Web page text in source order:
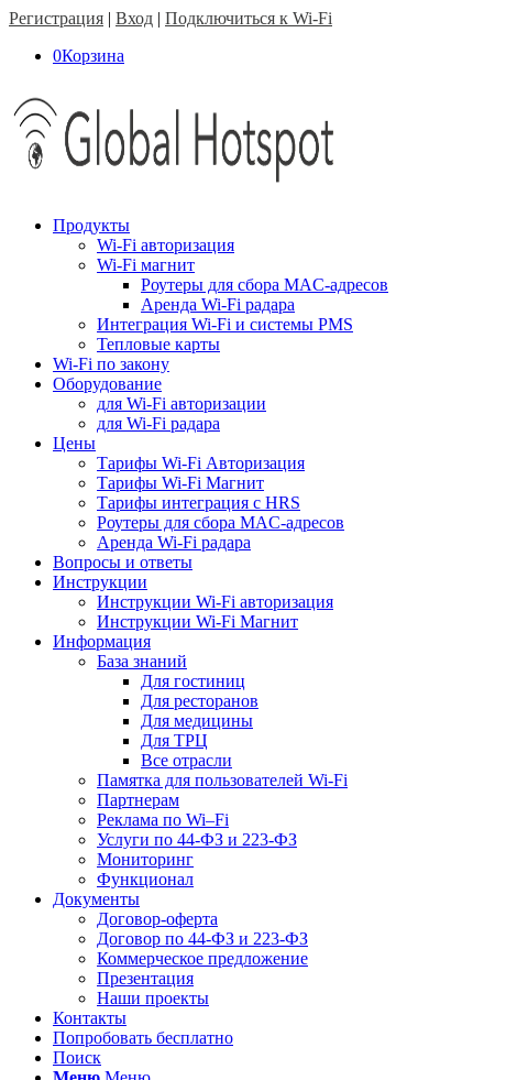
Регистрация | Вход | Подключиться к Wi-Fi
0Корзина
Продукты
Wi-Fi авторизация
Wi-Fi магнит
Роутеры для сбора MAC-адресов
Аренда Wi-Fi радара
Интеграция Wi-Fi и системы PMS
Тепловые карты
Wi-Fi по закону
Оборудование
для Wi-Fi авторизации
для Wi-Fi радара
Цены
Тарифы Wi-Fi Авторизация
Тарифы Wi-Fi Магнит
Тарифы интеграция с HRS
Роутеры для сбора MAC-адресов
Аренда Wi-Fi радара
Вопросы и ответы
Инструкции
Инструкции Wi-Fi авторизация
Инструкции Wi-Fi Магнит
Информация
База знаний
Для гостиниц
Для ресторанов
Для медицины
Для ТРЦ
Все отрасли
Памятка для пользователей Wi-Fi
Партнерам
Реклама по Wi–Fi
Услуги по 44-ФЗ и 223-ФЗ
Мониторинг
Функционал
Документы
Договор-оферта
Договор по 44-ФЗ и 223-ФЗ
Коммерческое предложение
Презентация
Наши проекты
Контакты
Попробовать бесплатно
Поиск